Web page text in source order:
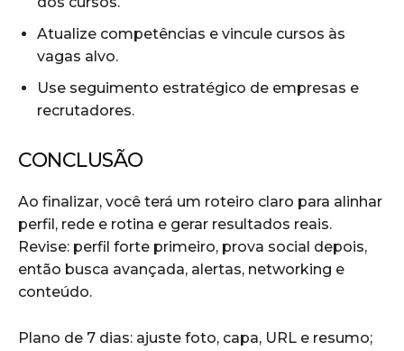
Atualize competências e vincule cursos às
vagas alvo.
Use seguimento estratégico de empresas e
recrutadores.
CONCLUSÃO
Ao finalizar, você terá um roteiro claro para alinhar
perfil, rede e rotina e gerar resultados reais.
Revise: perfil forte primeiro, prova social depois,
então busca avançada, alertas, networking e
conteúdo.
Plano de 7 dias: ajuste foto, capa, URL e resumo;